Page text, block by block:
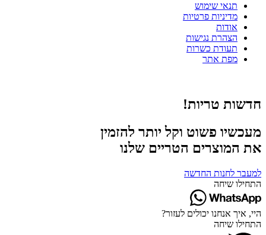
תנאי שימוש
מדיניות פרטיות
אודות
הצהרת נגישות
תעודת כשרות
מפת אתר
חדשות טריות!
מעכשיו פשוט וקל יותר להזמין
את המוצרים הטריים שלנו
למעבר לחנות החדשה
התחילו שיחה
היי, איך אנחנו יכולים לעזור?
התחילו שיחה